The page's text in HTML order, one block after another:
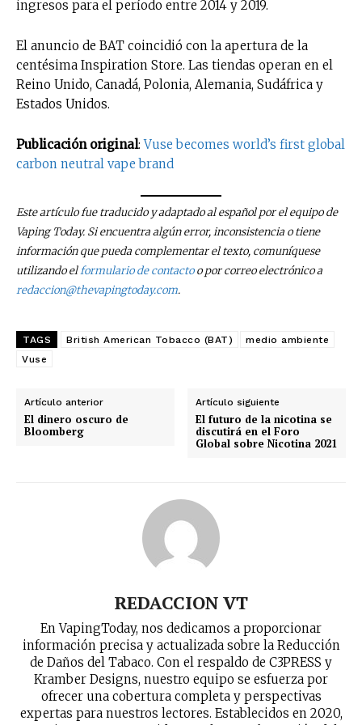
ingresos para el período entre 2014 y 2019.
El anuncio de BAT coincidió con la apertura de la
centésima Inspiration Store. Las tiendas operan en el
Reino Unido, Canadá, Polonia, Alemania, Sudáfrica y
Estados Unidos.
Publicación original:Vuse becomes world’s first global
carbon neutral vape brand
Este artículo fue traducido y adaptado al español por el equipo de
Vaping Today. Si encuentra algún error, inconsistencia o tiene
información que pueda complementar el texto, comuníquese
utilizando elformulario de contactoo por correo electrónico a
redaccion@thevapingtoday.com.
TAGS British American Tobacco (BAT)
medio ambiente
Vuse
Artículo anterior
El dinero oscuro de
Bloomberg
Artículo siguiente
El futuro de la nicotina se
discutirá en el Foro
Global sobre Nicotina 2021
REDACCION VT
En VapingToday, nos dedicamos a proporcionar
información precisa y actualizada sobre la Reducción
de Daños del Tabaco. Con el respaldo de C3PRESS y
Kramber Designs, nuestro equipo se esfuerza por
ofrecer una cobertura completa y perspectivas
expertas para nuestros lectores. Establecidos en 2020,